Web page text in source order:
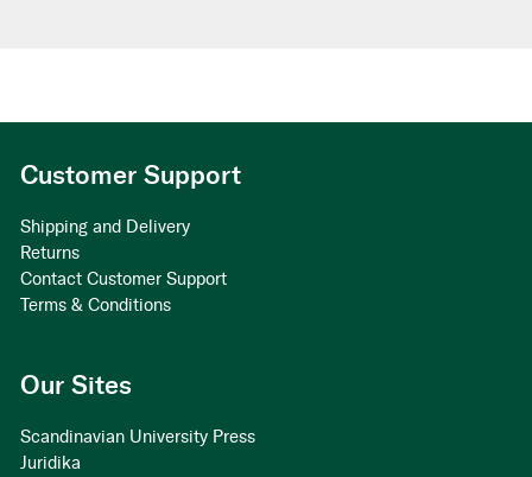
Customer Support
Shipping and Delivery
Returns
Contact Customer Support
Terms & Conditions
Our Sites
Scandinavian University Press
Juridika